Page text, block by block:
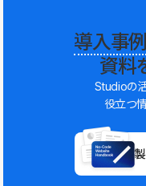
導入事
資料
Studioの
役立つ